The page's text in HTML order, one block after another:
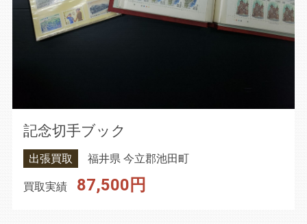
記念切手ブック
出張買取 福井県 今立郡池田町
買取実績 87,500円